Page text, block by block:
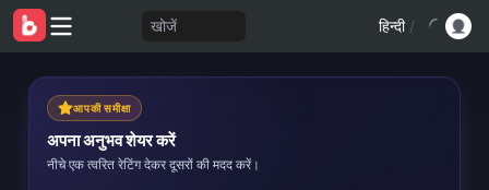
खोजें हिन्दी /
आपकी समीक्षा
अपना अनुभव शेयर करें
नीचे एक त्वरित रेटिंग देकर दूसरों की मदद करें।